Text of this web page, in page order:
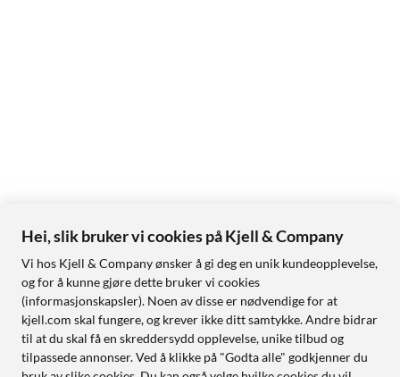
Hei, slik bruker vi cookies på Kjell & Company
Vi hos Kjell & Company ønsker å gi deg en unik kundeopplevelse,
og for å kunne gjøre dette bruker vi cookies
(informasjonskapsler). Noen av disse er nødvendige for at
kjell.com skal fungere, og krever ikke ditt samtykke. Andre bidrar
til at du skal få en skreddersydd opplevelse, unike tilbud og
tilpassede annonser. Ved å klikke på "Godta alle" godkjenner du